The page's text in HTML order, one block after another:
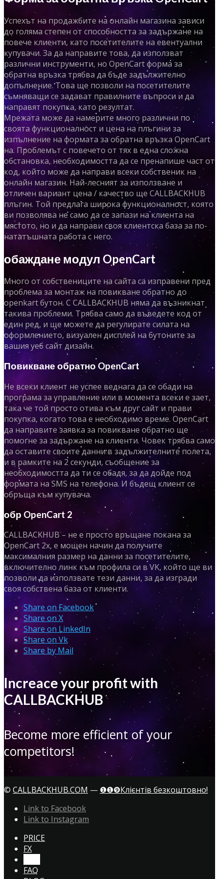
Успехът на продажбите на онлайн магазина зависи
до голяма степен от способността за задържане на
повече клиенти, като посетителите на евентуални
купувачи. За да направите това, да използват
различни инструменти, но OpenCart форма за
обратна връзка трябва да бъде задължително
допълнение. Това ще позволи на посетителите
съмняващи се задават правилните въпроси и да
направят покупка, като резултат.
Мрежата може да намерите много различни по
своята функционалност и цена на плъгини за
изпълнение на формата за обратна връзка OpenCart
на. Проблемът с повечето от тях в една сложна
обстановка, необходимостта да се пренапише част от
код, който може да направи всеки собственик на
онлайн магазин. Най-лесният за използване и
отличен вариант цена / качество ще CALLBACKHUB
плъгин. Той предлага широка функционалност, която
ви позволява не само да се запази на клиента на
мястото, но и да направи своя клиентска база за по-
нататъшната работа с него.
обаждане модул OpenCart
Много от собствениците на сайта са изправени пред
проблема за монтаж на повикване обратно до
openkart бутон. С CALLBACKHUB няма да възникнат
такива проблеми. Трябва само да въведете код от
един ред, и ще можете да регулирате силата на
оформлението, визуален дисплей на бутоните за
вашия уеб сайт дизайн.
Повикване обратно OpenCart
Не всеки клиент не успее веднага да се обади на
програма за управление или в момента всеки е зает,
така че той просто отива към друг сайт и прави
покупка, когато това е необходимо време. OpenCart
да направите заявка за повикване обратно ще
помогне за задържане на клиенти. Човек трябва само
да оставите своите данни в задължителните полета,
и в рамките на 2 секунди, съобщение за
необходимостта да ти се обадя, за да дойде под
формата на SMS на телефона. И бъдещ клиент се
обръща към купувача.
обр OpenCart 2
CALLBACKHUB – не е просто връщане покана за
OpenCart 2x, е мощен начин да получите
максималния размер на данни за посетителите,
включително линк към профила си в VK, който ще ви
позволи да използвате тези данни, за да изгради
своя собствена база от клиенти.
Share on Facebook
Share on X
Share on LinkedIn
Share on Vk
Share by Mail
Increace your profit with
CALLBACKHUB
Become more efficient of your
competitors!
© CALLBACKHUB.COM — ❶❶❾Клієнтів безкоштовно!
Link to Facebook
Link to Instagram
PRICE
FX
FAQ